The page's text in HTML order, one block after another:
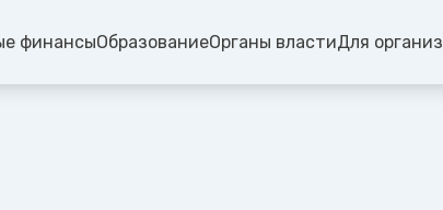
финансыОбразованиеОрганы властиДля